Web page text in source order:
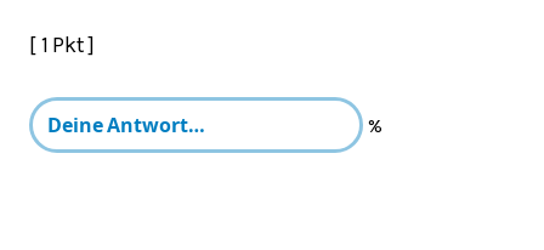
[ 1 Pkt ]
%